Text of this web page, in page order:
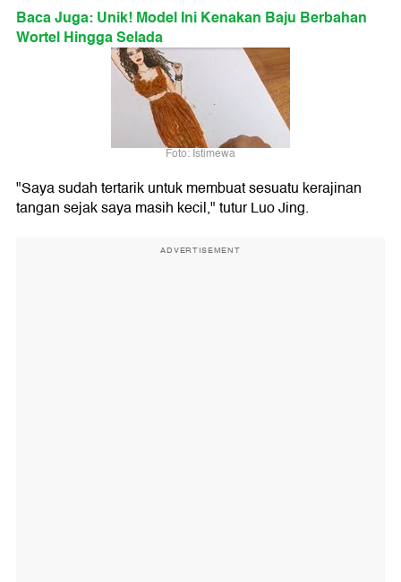
Baca Juga: Unik! Model Ini Kenakan Baju Berbahan
Wortel Hingga Selada
Foto: Istimewa
"Saya sudah tertarik untuk membuat sesuatu kerajinan
tangan sejak saya masih kecil," tutur Luo Jing.
ADVERTISEMENT